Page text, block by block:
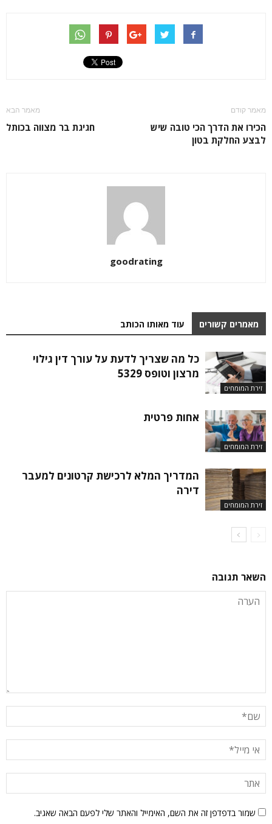
מאמר קודם
הכירו את הדרך הכי טובה שיש
לבצע החלקת בטון
מאמר הבא
חגיגת בר מצווה בכותל
goodrating
מאמרים קשורים עוד מאותו הכותב
זירת המומחים
כל מה שצריך לדעת על עורך דין גילוי
מרצון וטופס 5329
זירת המומחים
אחות פרטית
זירת המומחים
המדריך המלא לרכישת קרטונים למעבר
דירה
השאר תגובה
שמור בדפדפן זה את השם, האימייל והאתר שלי לפעם הבאה שאגיב.